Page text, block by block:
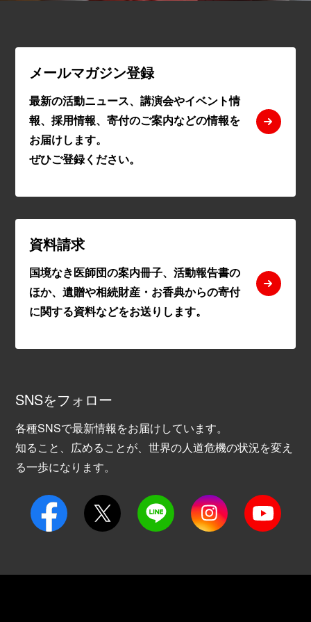
メールマガジン登録
最新の活動ニュース、講演会やイベント情
報、採用情報、寄付のご案内などの情報を
お届けします。
ぜひご登録ください。
資料請求
国境なき医師団の案内冊子、活動報告書の
ほか、遺贈や相続財産・お香典からの寄付
に関する資料などをお送りします。
SNSをフォロー
各種SNSで最新情報をお届けしています。
知ること、広めることが、世界の人道危機の状況を変え
る一歩になります。